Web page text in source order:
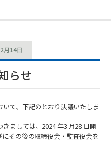
月14日
らせ
て、下記のとおり決議いたしま
ましては、2024 年3 月28 日開
その後の取締役会・監査役会を